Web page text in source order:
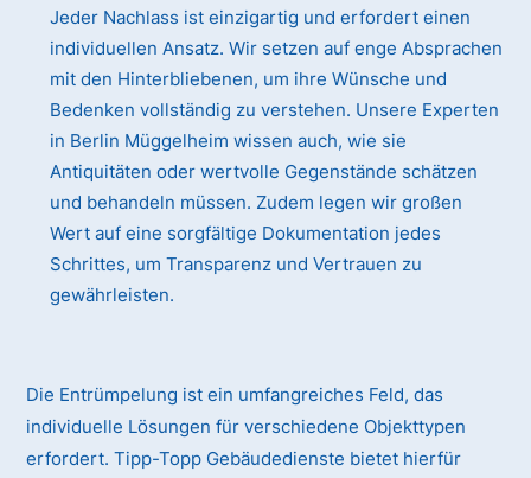
Jeder Nachlass ist einzigartig und erfordert einen
individuellen Ansatz. Wir setzen auf enge Absprachen
mit den Hinterbliebenen, um ihre Wünsche und
Bedenken vollständig zu verstehen. Unsere Experten
in Berlin Müggelheim wissen auch, wie sie
Antiquitäten oder wertvolle Gegenstände schätzen
und behandeln müssen. Zudem legen wir großen
Wert auf eine sorgfältige Dokumentation jedes
Schrittes, um Transparenz und Vertrauen zu
gewährleisten.
Die Entrümpelung ist ein umfangreiches Feld, das
individuelle Lösungen für verschiedene Objekttypen
erfordert. Tipp-Topp Gebäudedienste bietet hierfür